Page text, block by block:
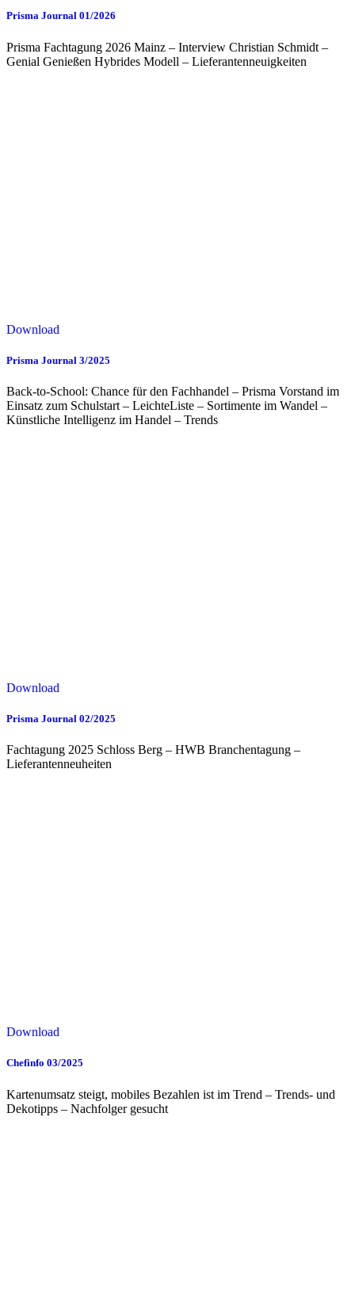
Prisma Journal 01/2026
Prisma Fachtagung 2026 Mainz – Interview Christian Schmidt –
Genial Genießen Hybrides Modell – Lieferantenneuigkeiten
Download
Prisma Journal 3/2025
Back-to-School: Chance für den Fachhandel – Prisma Vorstand im
Einsatz zum Schulstart – LeichteListe – Sortimente im Wandel –
Künstliche Intelligenz im Handel – Trends
Download
Prisma Journal 02/2025
Fachtagung 2025 Schloss Berg – HWB Branchentagung –
Lieferantenneuheiten
Download
Chefinfo 03/2025
Kartenumsatz steigt, mobiles Bezahlen ist im Trend – Trends- und
Dekotipps – Nachfolger gesucht